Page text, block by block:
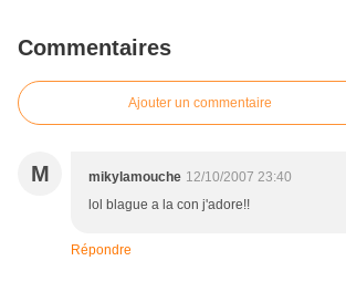
Commentaires
Ajouter un commentaire
M mikylamouche 12/10/2007 23:40
lol blague a la con j'adore!!
Répondre